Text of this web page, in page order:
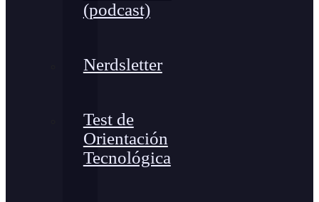
(podcast)
Nerdsletter
Test de
Orientación
Tecnológica